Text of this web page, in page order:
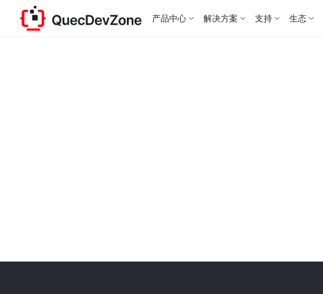
产品中心 解决方案 支持 生态